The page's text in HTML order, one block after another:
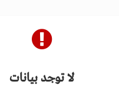
لا توجد بيانات